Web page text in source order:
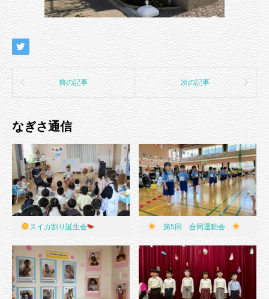
前の記事 次の記事
なぎさ通信
スイカ割り誕生会 第5回 合同運動会